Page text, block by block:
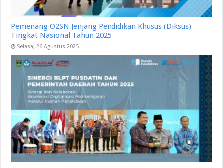
Pemenang O2SN Jenjang Pendidikan Khusus (Diksus)
Tingkat Nasional Tahun 2025
Selasa, 26 Agustus 2025